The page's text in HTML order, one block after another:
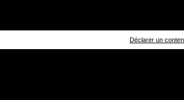
Déclarer un